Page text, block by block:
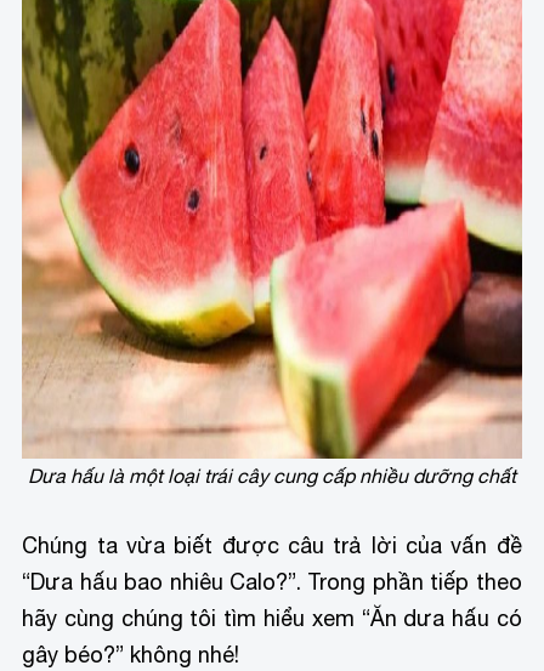
Dưa hấu là một loại trái cây cung cấp nhiều dưỡng chất
Chúng ta vừa biết được câu trả lời của vấn đề
“Dưa hấu bao nhiêu Calo?”. Trong phần tiếp theo
hãy cùng chúng tôi tìm hiểu xem “Ăn dưa hấu có
gây béo?” không nhé!